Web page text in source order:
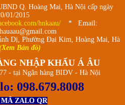
Q. Hoàng Mai, Hà Nội cấp ngày
01/2015
hnkaau/
* Email:
Dị, Phường Đại Kim, Hoàng Mai, Hà
Bản đồ)
NHẬP KHẨU Á ÂU
- tại Ngân hàng BIDV - Hà Nội
098.679.8008
ZALO QR